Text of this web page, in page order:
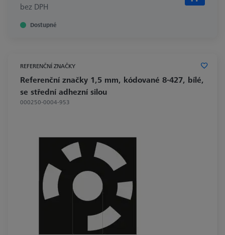
bez DPH
Dostupné
REFERENČNÍ ZNAČKY
Referenční značky 1,5 mm, kódované 8-427, bílé,
se střední adhezní silou
000250-0004-953